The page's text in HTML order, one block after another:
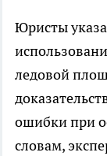
Юристы
ледовой
ошибки при
словам,